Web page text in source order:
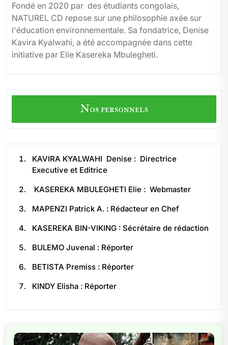
Fondé en 2020 par des étudiants congolais,
NATUREL CD repose sur une philosophie axée sur
l'éducation environnementale. Sa fondatrice, Denise
Kavira Kyalwahi, a été accompagnée dans cette
initiative par Elie Kasereka Mbulegheti.
Nos personnels
KAVIRA KYALWAHI Denise : Directrice
Executive et Editrice
KASEREKA MBULEGHETI Elie : Webmaster
MAPENZI Patrick A. : Rédacteur en Chef
KASEREKA BIN-VIKING : Sécrétaire de rédaction
BULEMO Juvenal : Réporter
BETISTA Premiss : Réporter
KINDY Elisha : Réporter